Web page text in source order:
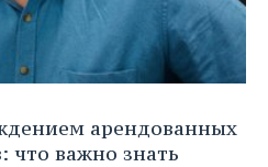
арендованных
что важно знать